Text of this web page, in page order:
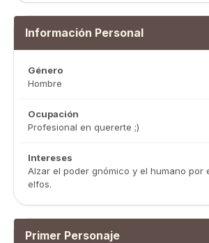
Información Personal
Género
Hombre
Ocupación
Profesional en quererte ;)
Intereses
Alzar el poder gnómico y el humano por
elfos.
Primer Personaje